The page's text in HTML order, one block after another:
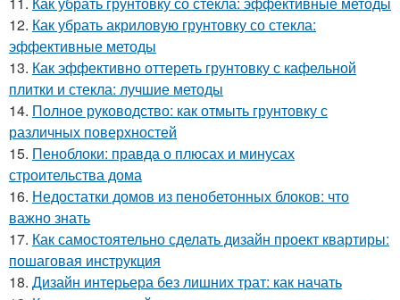
12. Как убрать акриловую грунтовку со стекла:
эффективные методы
13. Как эффективно оттереть грунтовку с кафельной
плитки и стекла: лучшие методы
14. Полное руководство: как отмыть грунтовку с
различных поверхностей
15. Пеноблоки: правда о плюсах и минусах
строительства дома
16. Недостатки домов из пенобетонных блоков: что
важно знать
17. Как самостоятельно сделать дизайн проект квартиры:
пошаговая инструкция
18. Дизайн интерьера без лишних трат: как начать